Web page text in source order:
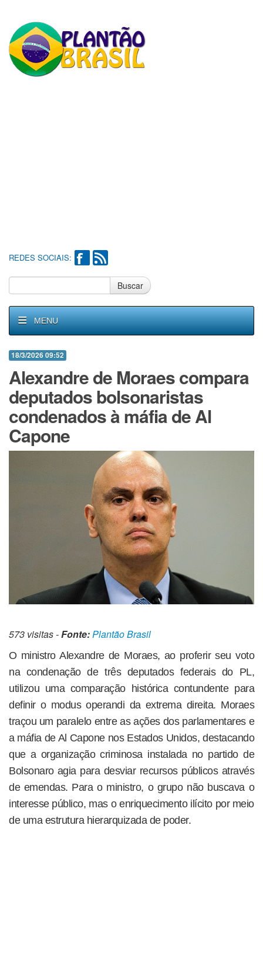
REDES SOCIAIS:
Buscar
MENU
18/3/2026 09:52
Alexandre de Moraes compara
deputados bolsonaristas
condenados à máfia de Al
Capone
573 visitas -Fonte:Plantão Brasil
O ministro Alexandre de Moraes, ao proferir seu voto
na condenação de três deputados federais do PL,
utilizou uma comparação histórica contundente para
definir o modus operandi da extrema direita. Moraes
traçou um paralelo entre as ações dos parlamentares e
a máfia de Al Capone nos Estados Unidos, destacando
que a organização criminosa instalada no partido de
Bolsonaro agia para desviar recursos públicos através
de emendas. Para o ministro, o grupo não buscava o
interesse público, mas o enriquecimento ilícito por meio
de uma estrutura hierarquizada de poder.